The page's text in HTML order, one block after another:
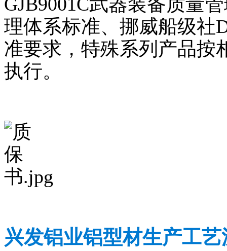
理体系标准、挪威船级社
准要求，特殊系列产品按
执行。
兴发铝业铝型材生产工